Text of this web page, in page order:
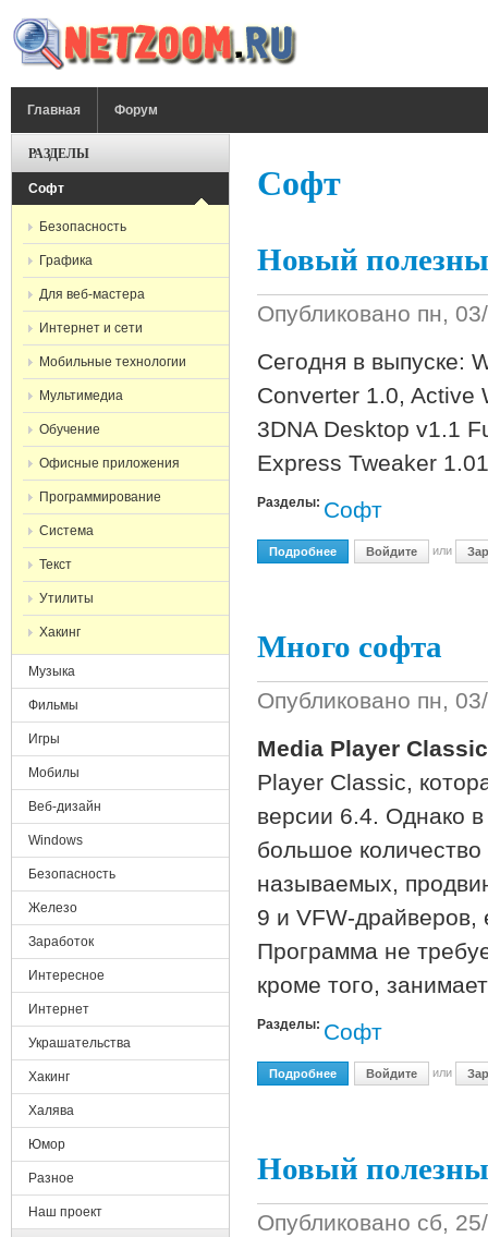
Главная Форум
Софт
Новый
Опубликовано пн,
Сегодня в выпуске:
Converter 1.0, Active
3DNA Desktop v1.1
Express Tweaker
Разделы: Софт
Подробнее О Новый Полезный
Войдите или
Много софта
Опубликовано пн,
Media Player
Player Classic,
версии 6.4. Однако
большое
называемых,
9 и VFW-драйверов,
Программа не
кроме того,
Разделы: Софт
Подробнее О Много Софта
Войдите или
Новый
Опубликовано сб,
РАЗДЕЛЫ
Софт
Безопасность
Графика
Для веб-мастера
Интернет и сети
Мобильные технологии
Мультимедиа
Обучение
Офисные приложения
Программирование
Система
Текст
Утилиты
Хакинг
Музыка
Фильмы
Игры
Мобилы
Веб-дизайн
Windows
Безопасность
Железо
Заработок
Интересное
Интернет
Украшательства
Хакинг
Халява
Юмор
Разное
Наш проект